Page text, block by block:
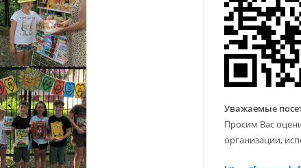
Уважаемые
Просим Вас
организации,